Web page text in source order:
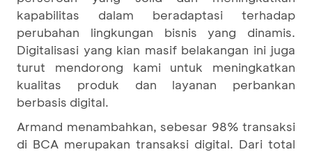
kapabilitas dalam beradaptasi terhadap
perubahan lingkungan bisnis yang dinamis.
Digitalisasi yang kian masif belakangan ini juga
turut mendorong kami untuk meningkatkan
kualitas produk dan layanan perbankan
berbasis digital.
Armand menambahkan, sebesar 98% transaksi
di BCA merupakan transaksi digital. Dari total